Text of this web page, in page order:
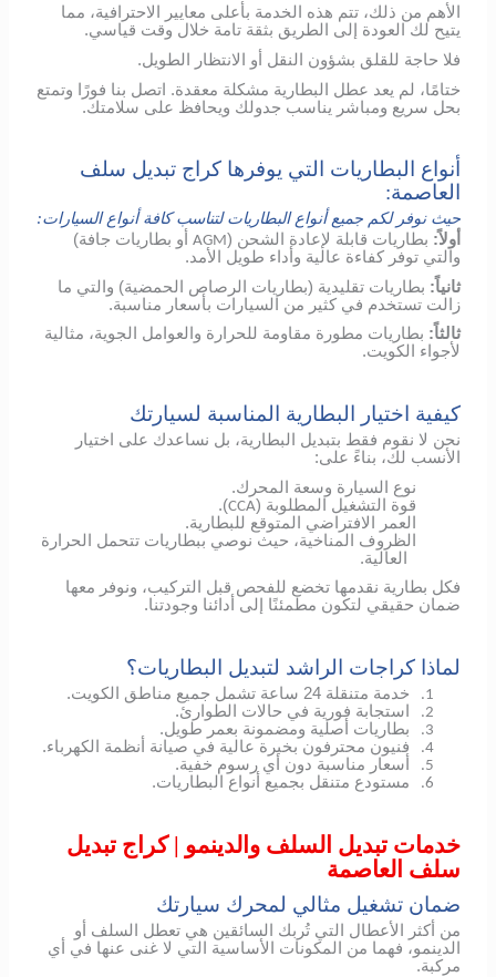
الأهم من ذلك، تتم هذه الخدمة بأعلى معايير الاحترافية، مما
يتيح لك العودة إلى الطريق بثقة تامة خلال وقت قياسي.
فلا حاجة للقلق بشؤون النقل أو الانتظار الطويل.
ختامًا، لم يعد عطل البطارية مشكلة معقدة. اتصل بنا فورًا وتمتع
بحل سريع ومباشر يناسب جدولك ويحافظ على سلامتك.
أنواع البطاريات التي يوفرها كراج تبديل سلف
العاصمة:
حيث نوفر لكم جميع أنواع البطاريات لتناسب كافة أنواع السيارات:
أولاً: بطاريات قابلة لإعادة الشحن (AGM أو بطاريات جافة)
والتي توفر كفاءة عالية وأداء طويل الأمد.
ثانياً: بطاريات تقليدية (بطاريات الرصاص الحمضية) والتي ما
زالت تستخدم في كثير من السيارات بأسعار مناسبة.
ثالثاً: بطاريات مطورة مقاومة للحرارة والعوامل الجوية، مثالية
لأجواء الكويت.
كيفية اختيار البطارية المناسبة لسيارتك
نحن لا نقوم فقط بتبديل البطارية، بل نساعدك على اختيار
الأنسب لك، بناءً على:
نوع السيارة وسعة المحرك.
قوة التشغيل المطلوبة (CCA
).
العمر الافتراضي المتوقع للبطارية.
الظروف المناخية، حيث نوصي ببطاريات تتحمل الحرارة
العالية.
فكل بطارية نقدمها تخضع للفحص قبل التركيب، ونوفر معها
ضمان حقيقي لتكون مطمئنًا إلى أدائنا وجودتنا.
لماذا كراجات الراشد لتبديل البطاريات؟
1. خدمة متنقلة 24 ساعة تشمل جميع مناطق الكويت.
2. استجابة فورية في حالات الطوارئ.
3. بطاريات أصلية ومضمونة بعمر طويل.
4. فنيون محترفون بخبرة عالية في صيانة أنظمة الكهرباء.
5. أسعار مناسبة دون أي رسوم خفية.
6. مستودع متنقل بجميع أنواع البطاريات.
خدمات تبديل السلف والدينمو | كراج تبديل
سلف العاصمة
ضمان تشغيل مثالي لمحرك سيارتك
من أكثر الأعطال التي تُربك السائقين هي تعطل السلف أو
الدينمو، فهما من المكونات الأساسية التي لا غنى عنها في أي
مركبة.